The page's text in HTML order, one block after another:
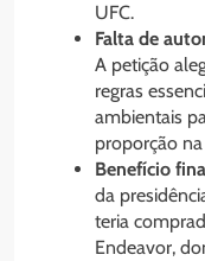
UFC.
Falta de
A petição
regras
ambientais
proporção
Benefício
da
teria
Endeavor,